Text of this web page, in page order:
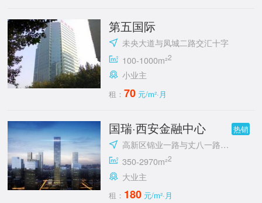
第五国际
未央大道与凤城二路交汇十字
100-1000m²2
小业主
租：70 元/m²·月
国瑞·西安金融中心 热销
高新区锦业一路与丈八一路交汇处东南角
350-2970m²2
大业主
租： 180 元/m²·月